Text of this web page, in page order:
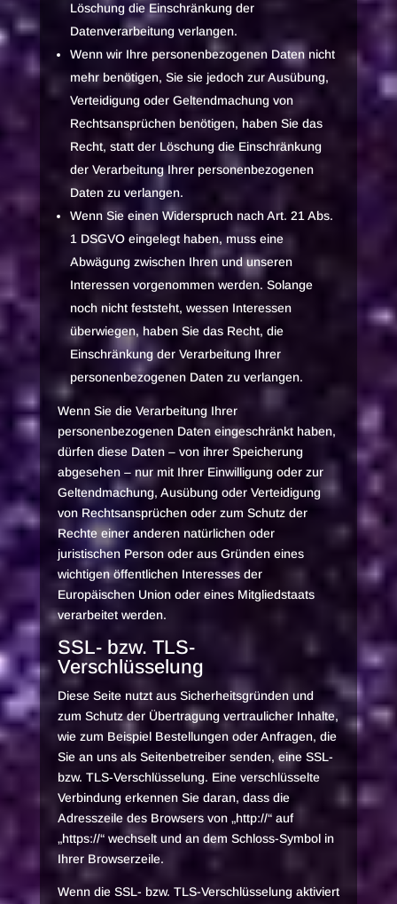
Löschung die Einschränkung der
Datenverarbeitung verlangen.
Wenn wir Ihre personenbezogenen Daten nicht
mehr benötigen, Sie sie jedoch zur Ausübung,
Verteidigung oder Geltendmachung von
Rechtsansprüchen benötigen, haben Sie das
Recht, statt der Löschung die Einschränkung
der Verarbeitung Ihrer personenbezogenen
Daten zu verlangen.
Wenn Sie einen Widerspruch nach Art. 21 Abs.
1 DSGVO eingelegt haben, muss eine
Abwägung zwischen Ihren und unseren
Interessen vorgenommen werden. Solange
noch nicht feststeht, wessen Interessen
überwiegen, haben Sie das Recht, die
Einschränkung der Verarbeitung Ihrer
personenbezogenen Daten zu verlangen.
Wenn Sie die Verarbeitung Ihrer
personenbezogenen Daten eingeschränkt haben,
dürfen diese Daten – von ihrer Speicherung
abgesehen – nur mit Ihrer Einwilligung oder zur
Geltendmachung, Ausübung oder Verteidigung
von Rechtsansprüchen oder zum Schutz der
Rechte einer anderen natürlichen oder
juristischen Person oder aus Gründen eines
wichtigen öffentlichen Interesses der
Europäischen Union oder eines Mitgliedstaats
verarbeitet werden.
SSL- bzw. TLS-
Verschlüsselung
Diese Seite nutzt aus Sicherheitsgründen und
zum Schutz der Übertragung vertraulicher Inhalte,
wie zum Beispiel Bestellungen oder Anfragen, die
Sie an uns als Seitenbetreiber senden, eine SSL-
bzw. TLS-Verschlüsselung. Eine verschlüsselte
Verbindung erkennen Sie daran, dass die
Adresszeile des Browsers von „http://“ auf
„https://“ wechselt und an dem Schloss-Symbol in
Ihrer Browserzeile.
Wenn die SSL- bzw. TLS-Verschlüsselung aktiviert